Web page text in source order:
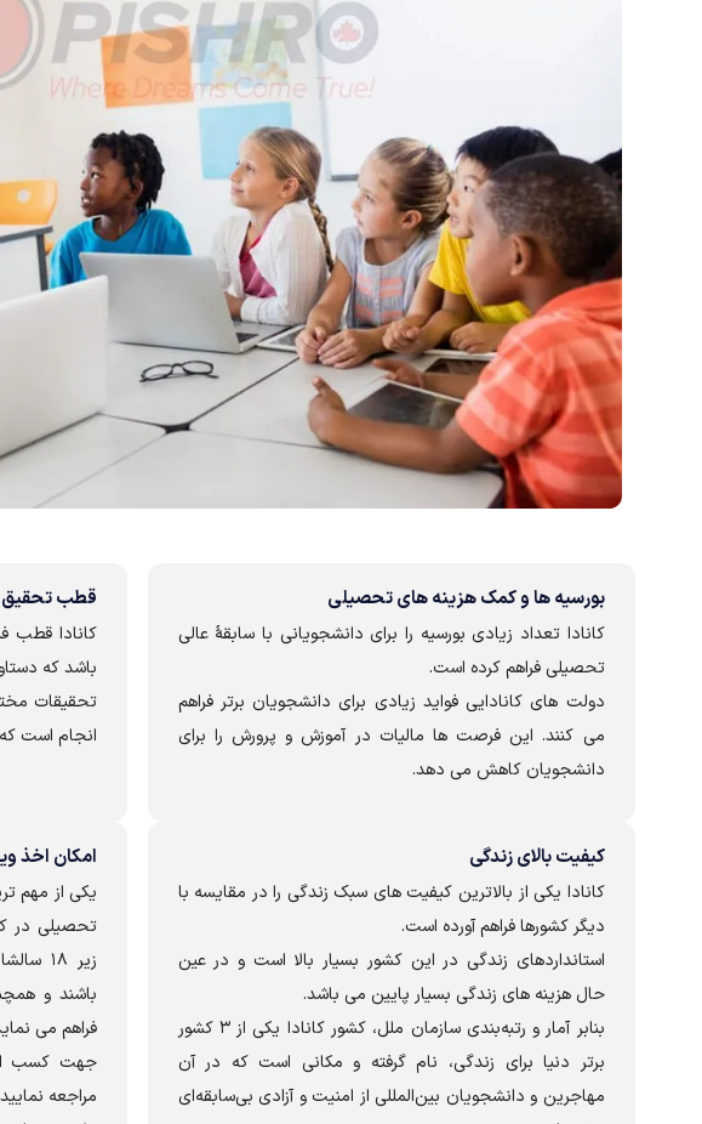
بورسیه ها و کمک هزینه های تحصیلی
کانادا تعداد زیادی بورسیه را برای دانشجویانی با سابقۀ عالی
تحصیلی فراهم کرده است.
دولت های کانادایی فواید زیادی برای دانشجویان برتر فراهم
می کنند. این فرصت ها مالیات در آموزش و پرورش را برای
دانشجویان کاهش می دهد.
قطب تحقیق
کانادا قطب
باشد که
تحقیقات
انجام است
کیفیت بالای زندگی
کانادا یکی از بالاترین کیفیت های سبک زندگی را در مقایسه با
دیگر کشورها فراهم آورده است.
استانداردهای زندگی در این کشور بسیار بالا است و در عین
حال هزینه های زندگی بسیار پایین می باشد.
بنابر آمار و رتبه‌بندی سازمان ملل، کشور کانادا یکی از ۳ کشور
برتر دنیا برای زندگی، نام گرفته و مکانی است که در آن
مهاجرین و دانشجویان بین‌المللی از امنیت و آزادی بی‌سابقه‌ای
امکان اخذ
یکی از مهم
تحصیلی در
زیر
باشند و
فراهم می
جهت کسب
مراجعه